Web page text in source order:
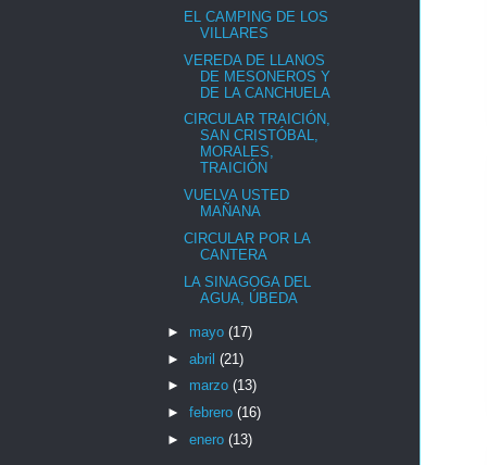
EL CAMPING DE LOS
VILLARES
VEREDA DE LLANOS
DE MESONEROS Y
DE LA CANCHUELA
CIRCULAR TRAICIÓN,
SAN CRISTÓBAL,
MORALES,
TRAICIÓN
VUELVA USTED
MAÑANA
CIRCULAR POR LA
CANTERA
LA SINAGOGA DEL
AGUA, ÚBEDA
► mayo (17)
► abril (21)
► marzo (13)
► febrero (16)
► enero (13)